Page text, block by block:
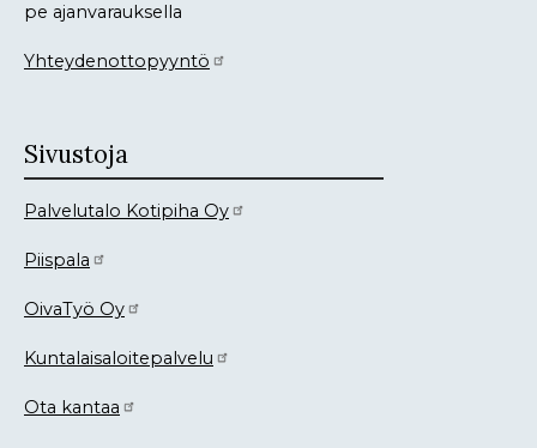
pe ajanvarauksella
Yhteydenottopyyntö
Sivustoja
Palvelutalo Kotipiha Oy
Piispala
OivaTyö Oy
Kuntalaisaloitepalvelu
Ota kantaa